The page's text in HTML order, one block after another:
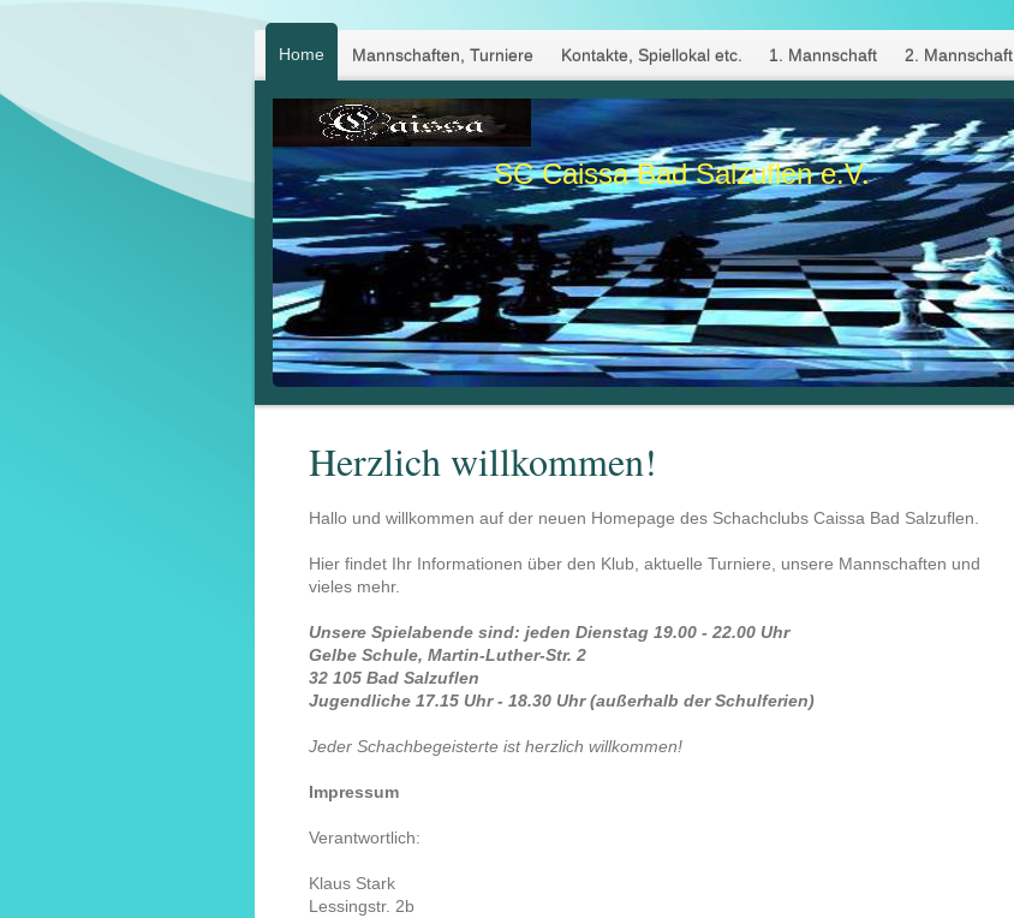
Home Mannschaften, Turniere Kontakte, Spiellokal etc. 1. Mannschaft 2. Mannschaft
SC Caissa Bad Salzuflen e.V.
Herzlich willkommen!
Hallo und willkommen auf der neuen Homepage des Schachclubs Caissa Bad Salzuflen.
Hier findet Ihr Informationen über den Klub, aktuelle Turniere, unsere Mannschaften und
vieles mehr.
Unsere Spielabende sind: jeden Dienstag 19.00 - 22.00 Uhr
Gelbe Schule, Martin-Luther-Str. 2
32 105 Bad Salzuflen
Jugendliche 17.15 Uhr - 18.30 Uhr (außerhalb der Schulferien)
Jeder Schachbegeisterte ist herzlich willkommen!
Impressum
Verantwortlich:
Klaus Stark
Lessingstr. 2b